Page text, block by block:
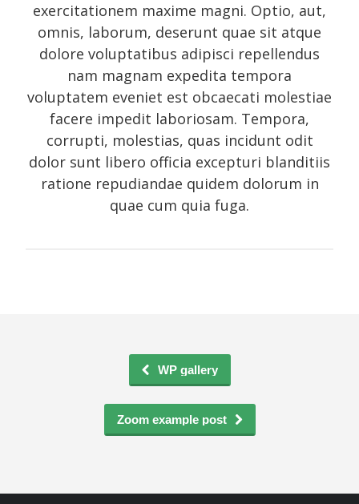
exercitationem maxime magni. Optio, aut,
omnis, laborum, deserunt quae sit atque
dolore voluptatibus adipisci repellendus
nam magnam expedita tempora
voluptatem eveniet est obcaecati molestiae
facere impedit laboriosam. Tempora,
corrupti, molestias, quas incidunt odit
dolor sunt libero officia excepturi blanditiis
ratione repudiandae quidem dolorum in
quae cum quia fuga.
WP gallery
Zoom example post